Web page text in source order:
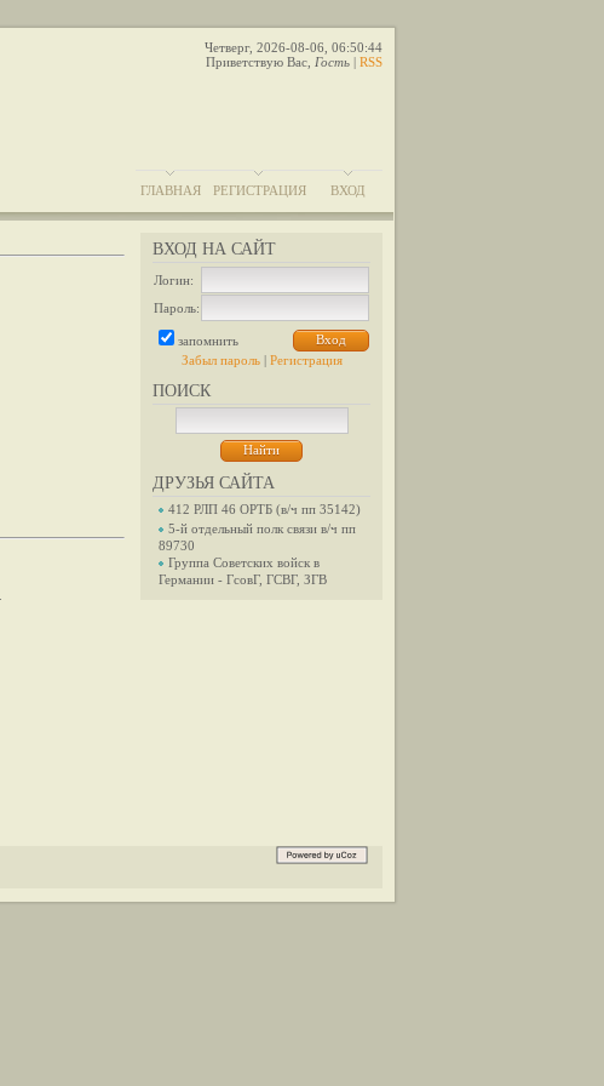
Четверг, 2026-08-06, 06:50:44
Приветствую Вас Гость | RSS
ГЛАВНАЯ РЕГИСТРАЦИЯ ВХОД
ВХОД НА САЙТ
Логин:
Пароль:
запомнить
Забыл пароль| Регистрация
ПОИСК
ДРУЗЬЯ САЙТА
412 РЛП 46 ОРТБ (в/ч пп 35142)
5-й отдельный полк связи в/ч пп
89730
Группа Советских войск в
Германии - ГсовГ, ГСВГ, ЗГВ